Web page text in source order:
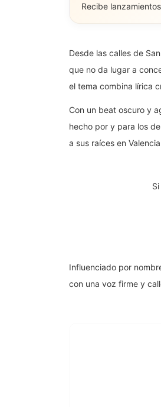
Recibe
Desde las calles de
que no da lugar a
el tema combina lírica
Con un beat oscuro y
hecho por y para los
a sus raíces en
Influenciado por
con una voz firme y